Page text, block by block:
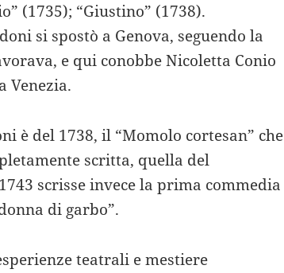
(1735); “Giustino” (1738).
si spostò a Genova, seguendo la
e qui conobbe Nicoletta Conio
Venezia.
è del 1738, il “Momolo cortesan” che
scritta, quella del
scrisse invece la prima commedia
di garbo”.
teatrali e mestiere